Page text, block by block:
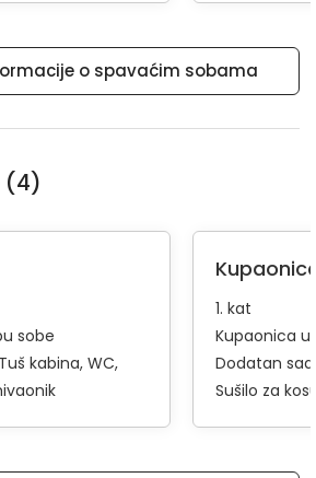
o spavaćim sobama
(4)
sobe
Tuš kabina WC
1. kat
Kupaonica u
Dodatan
Sušilo za